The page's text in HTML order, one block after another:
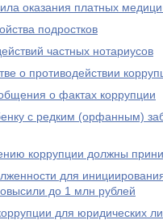
оказания платных
подростков
частных нотариусов
о противодействии
о фактах коррупции
с редким (орфанным)
коррупции должны
для
до 1 млн рублей
для юридических